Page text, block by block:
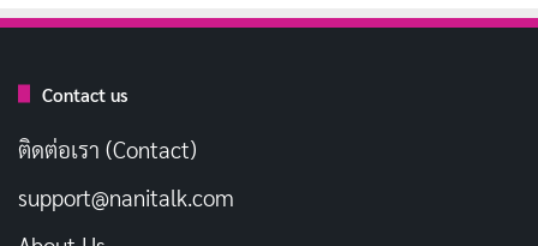
Contact us
ติดต่อเรา (Contact)
support@nanitalk.com